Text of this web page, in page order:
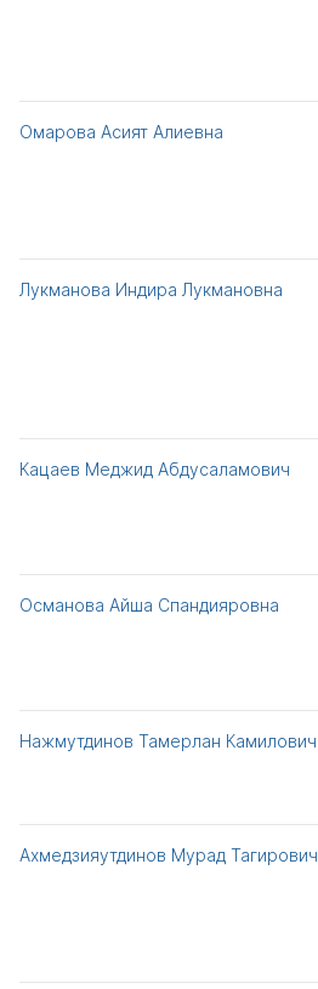
Омарова Асият Алиевна
Лукманова Индира Лукмановна
Кацаев Меджид Абдусаламович
Османова Айша Спандияровна
Нажмутдинов Тамерлан Камилович
Ахмедзияутдинов Мурад Тагирович